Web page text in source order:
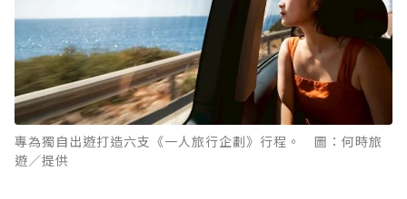
專為獨自出遊打造六支《一人旅行企劃》行程。 圖：何時旅
遊／提供